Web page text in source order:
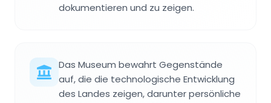
dokumentieren und zu zeigen.
Das Museum bewahrt Gegenstände
auf, die die technologische Entwicklung
des Landes zeigen, darunter persönliche